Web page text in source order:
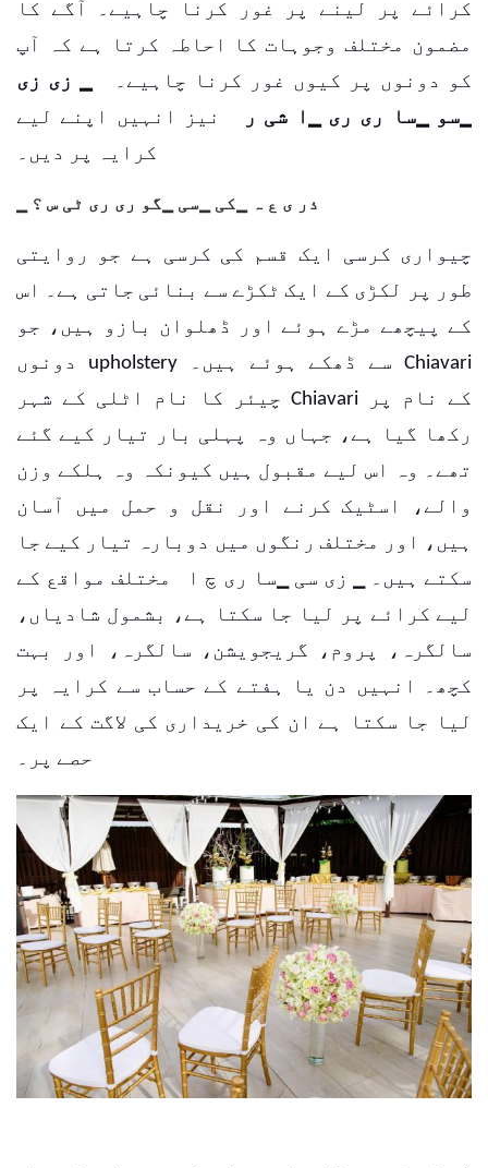
کرائے پر لینے پر غور کرنا چاہیے۔
آگے کا
مضمون مختلف وجوہات کا احاطہ کرتا ہے کہ آپ
کو دونوں پر کیوں غور کرنا چاہیے۔
▁ زی زی
▁سو ▁سا ری ری ▁ا شی ر
نیز انہیں اپنے لیے
▁ ذر ی ع ہ ▁کی ▁سی ▁گو ری ری ٹی س ؟
چیواری کرسی ایک قسم کی کرسی ہے جو روایتی
طور پر لکڑی کے ایک ٹکڑے سے بنائی جاتی ہے۔ اس
کے پیچھے مڑے ہوئے اور ڈھلوان بازو ہیں، جو
دونوں upholstery سے ڈھکے ہوئے ہیں۔ Chiavari
چیئر کا نام اٹلی کے شہر Chiavari کے نام پر
رکھا گیا ہے، جہاں وہ پہلی بار تیار کیے گئے
تھے۔ وہ اس لیے مقبول ہیں کیونکہ وہ ہلکے وزن
والے، اسٹیک کرنے اور نقل و حمل میں آسان
ہیں، اور مختلف رنگوں میں دوبارہ تیار کیے جا
سکتے ہیں۔
▁ زی سی ▁سا ری چ ا
مختلف مواقع کے
لیے کرائے پر لیا جا سکتا ہے، بشمول شادیاں،
سالگرہ، پروم، گریجویشن، سالگرہ، اور بہت
کچھ۔ انہیں دن یا ہفتے کے حساب سے کرایہ پر
لیا جا سکتا ہے ان کی خریداری کی لاگت کے ایک
حصے پر۔